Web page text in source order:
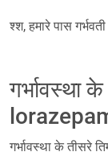
श्श, हमारे पास
गर्भावस्था
गर्भावस्था के तीसरे